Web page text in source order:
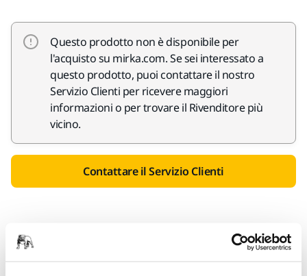
Questo prodotto non è disponibile per
l'acquisto su mirka.com. Se sei interessato a
questo prodotto, puoi contattare il nostro
Servizio Clienti per ricevere maggiori
informazioni o per trovare il Rivenditore più
vicino.
Contattare il Servizio Clienti